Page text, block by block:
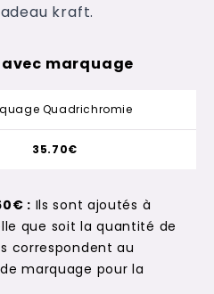
kraft.
marquage
Quadrichromie
35.70€
: Ils sont ajoutés à
que soit la quantité de
correspondent au
marquage pour la